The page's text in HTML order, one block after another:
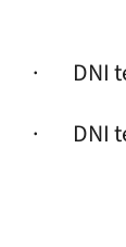
· DNI
· DNI